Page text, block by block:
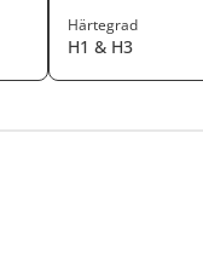
Härtegrad
H1 & H3